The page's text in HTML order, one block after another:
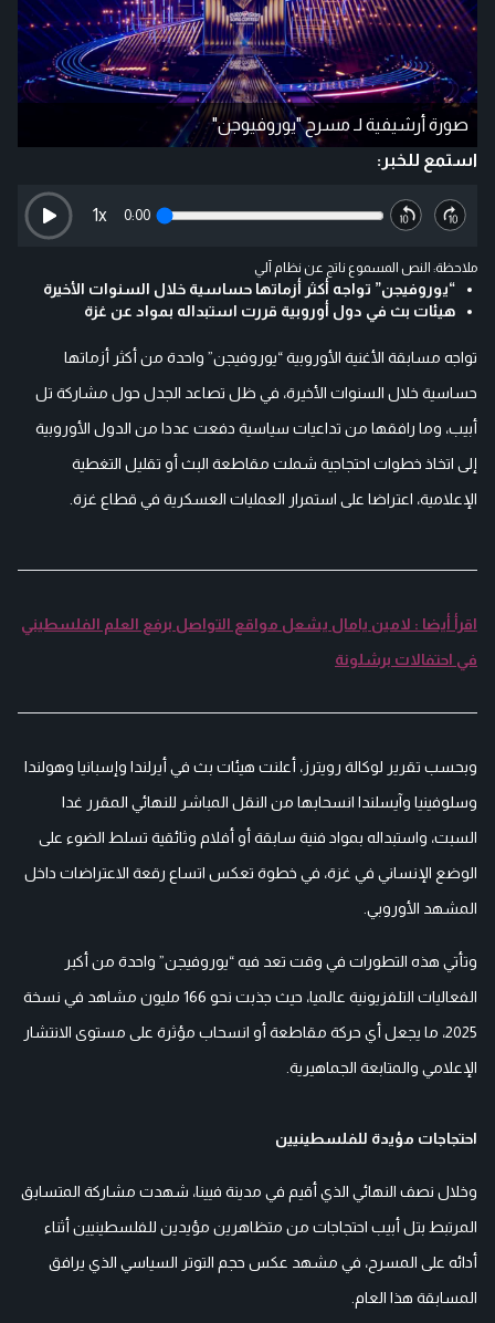
صورة أرشيفية لـ مسرح "يوروفيوجن"
استمع للخبر:
0:00
1x
ملاحظة: النص المسموع ناتج عن نظام آلي
“يوروفيجن” تواجه أكثر أزماتها حساسية خلال السنوات الأخيرة
هيئات بث في دول أوروبية قررت استبداله بمواد عن غزة
تواجه مسابقة الأغنية الأوروبية “يوروفيجن” واحدة من أكثر أزماتها
حساسية خلال السنوات الأخيرة، في ظل تصاعد الجدل حول مشاركة تل
أبيب، وما رافقها من تداعيات سياسية دفعت عددا من الدول الأوروبية
إلى اتخاذ خطوات احتجاجية شملت مقاطعة البث أو تقليل التغطية
الإعلامية، اعتراضا على استمرار العمليات العسكرية في قطاع غزة.
اقرأ أيضا : لامين يامال يشعل مواقع التواصل برفع العلم الفلسطيني
في احتفالات برشلونة
وبحسب تقرير لوكالة رويترز، أعلنت هيئات بث في أيرلندا وإسبانيا وهولندا
وسلوفينيا وآيسلندا انسحابها من النقل المباشر للنهائي المقرر غدا
السبت، واستبداله بمواد فنية سابقة أو أفلام وثائقية تسلط الضوء على
الوضع الإنساني في غزة، في خطوة تعكس اتساع رقعة الاعتراضات داخل
المشهد الأوروبي.
وتأتي هذه التطورات في وقت تعد فيه “يوروفيجن” واحدة من أكبر
الفعاليات التلفزيونية عالميا، حيث جذبت نحو 166 مليون مشاهد في نسخة
2025، ما يجعل أي حركة مقاطعة أو انسحاب مؤثرة على مستوى الانتشار
الإعلامي والمتابعة الجماهيرية.
احتجاجات مؤيدة للفلسطينيين
وخلال نصف النهائي الذي أقيم في مدينة فيينا، شهدت مشاركة المتسابق
المرتبط بتل أبيب احتجاجات من متظاهرين مؤيدين للفلسطينيين أثناء
أدائه على المسرح، في مشهد عكس حجم التوتر السياسي الذي يرافق
المسابقة هذا العام.